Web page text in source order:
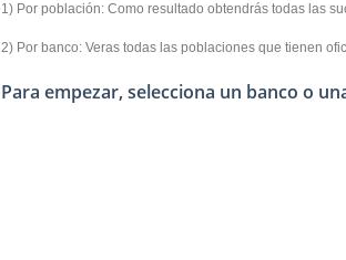
1) Por población: Como resultado obtendrás todas las
2) Por banco: Veras todas las poblaciones que tienen
Para empezar, selecciona un banco o